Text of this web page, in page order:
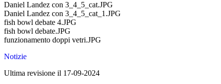
Daniel Landez con 3_4_5_cat.JPG
Daniel Landez con 3_4_5_cat_1.JPG
fish bowl debate 4.JPG
fish bowl debate.JPG
funzionamento doppi vetri.JPG
Notizie
Ultima revisione il 17-09-2024